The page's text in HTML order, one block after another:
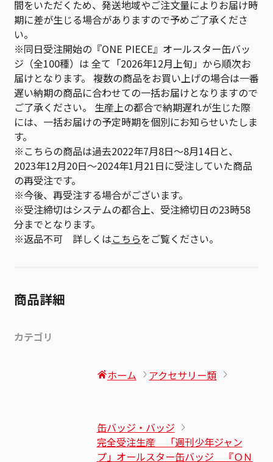
間をいただくため、発送地域やご注文量によりお届け時
期に差が生じる場合がありますので予めご了承くださ
い。
※同日受注開始の『ONE PIECE』オールスター缶バッ
ジ（全100種）は 全て「2026年12月上旬」から順次お
届けとなります。 複数の商品をお買い上げの場合は一番
遅い納期の商品に合わせての一括お届けとなりますので
ご了承ください。 生産上の都合で納期遅れが生じた際
には、一括お届けの予定時期を個別にお知らせいたしま
す。
※こちらの商品は過去2022年7月8日～8月14日と、
2023年12月20日～2024年1月21日に受注していた商品
の再受注です。
※今後、再受注する場合がございます。
※受注締切はシステムの都合上、受注締切日の23時58
分までとなります。
※返品不可 詳しくはこちらをご覧ください。
商品詳細
カテゴリ
ホーム アクセサリー類
缶バッジ・バッジ
完全受注生産 「週刊少年ジャン
プ」オールスター缶バッジ 『ＯＮ